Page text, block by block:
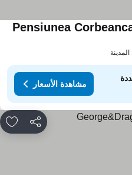
Pensiunea
مشاهدة الأسعار
مشاركة